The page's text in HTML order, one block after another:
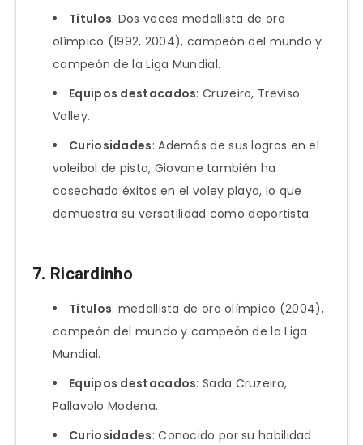
Títulos: Dos veces medallista de oro
olímpico (1992, 2004), campeón del mundo y
campeón de la Liga Mundial.
Equipos destacados: Cruzeiro, Treviso
Volley.
Curiosidades: Además de sus logros en el
voleibol de pista, Giovane también ha
cosechado éxitos en el voley playa, lo que
demuestra su versatilidad como deportista.
7. Ricardinho
Títulos: medallista de oro olímpico (2004),
campeón del mundo y campeón de la Liga
Mundial.
Equipos destacados: Sada Cruzeiro,
Pallavolo Modena.
Curiosidades: Conocido por su habilidad